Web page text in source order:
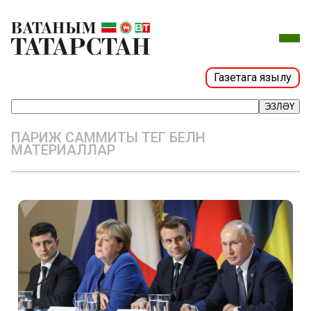
Газетага язылу
ЭЗЛӘҮ
ПАРИЖ САММИТЫ ТЕГ БЕЛӘН
МАТЕРИАЛЛАР